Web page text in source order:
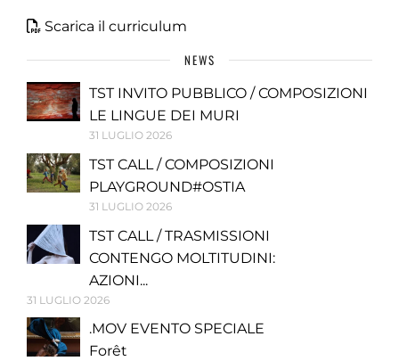
Scarica il curriculum
NEWS
TST INVITO PUBBLICO / COMPOSIZIONI
LE LINGUE DEI MURI
31 LUGLIO 2026
TST CALL / COMPOSIZIONI
PLAYGROUND#OSTIA
31 LUGLIO 2026
TST CALL / TRASMISSIONI
CONTENGO MOLTITUDINI:
AZIONI...
31 LUGLIO 2026
.MOV EVENTO SPECIALE
Forêt